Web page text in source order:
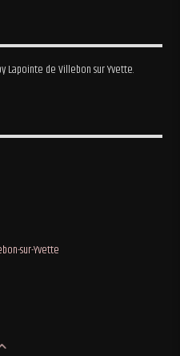
Lapointe de Villebon sur Yvette.
sur-Yvette